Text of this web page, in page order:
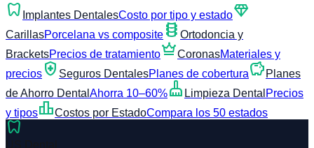
dentistry Implantes DentalesCosto por tipo y estadodiamond
CarillasPorcelana vs composite orthopedics Ortodoncia y
BracketsPrecios de tratamientocrownCoronasMateriales y
precios health_and_safety Seguros DentalesPlanes de coberturasavings Planes
de Ahorro Dental Ahorra 10–60%cleaning_services Limpieza Dental Precios
y tiposleaderboardCostos por EstadoCompara los 50 estados
dentistry